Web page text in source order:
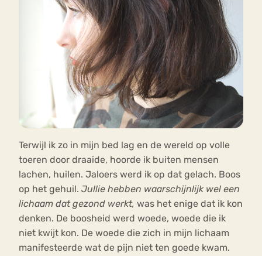
Terwijl ik zo in mijn bed lag en de wereld op volle
toeren door draaide, hoorde ik buiten mensen
lachen, huilen. Jaloers werd ik op dat gelach. Boos
op het gehuil. Jullie hebben waarschijnlijk wel een
lichaam dat gezond werkt, was het enige dat ik kon
denken. De boosheid werd woede, woede die ik
niet kwijt kon. De woede die zich in mijn lichaam
manifesteerde wat de pijn niet ten goede kwam.